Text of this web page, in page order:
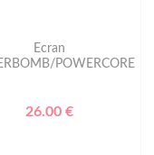
Ecran
POWERCORE
26.00 €